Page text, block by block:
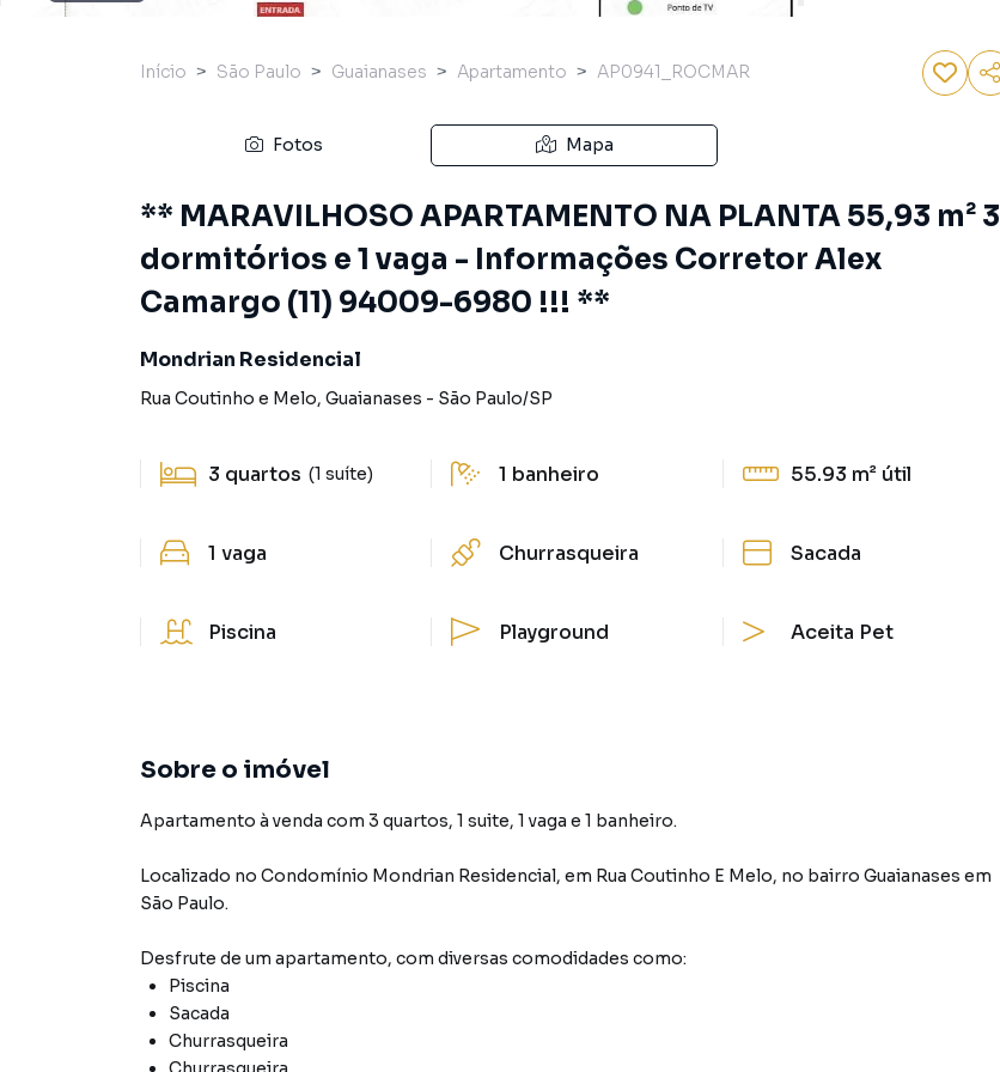
Início São Paulo Guaianases Apartamento AP0941_ROCMAR
Fotos Mapa
** MARAVILHOSO APARTAMENTO NA PLANTA 55,93 m² 3
dormitórios e 1 vaga - Informações Corretor Alex
Camargo (11) 94009-6980 !!! **
Mondrian Residencial
Rua Coutinho e Melo, Guaianases - São Paulo/SP
3 quartos (1 suíte) 1 banheiro 55.93 m² útil
1 vaga Churrasqueira Sacada
Piscina Playground Aceita Pet
Sobre o imóvel
Apartamento à venda com 3 quartos, 1 suite, 1 vaga e 1 banheiro.
Localizado no Condomínio Mondrian Residencial, em Rua Coutinho E Melo, no bairro Guaianases em
São Paulo.
Desfrute de um apartamento, com diversas comodidades como:
Piscina
Sacada
Churrasqueira